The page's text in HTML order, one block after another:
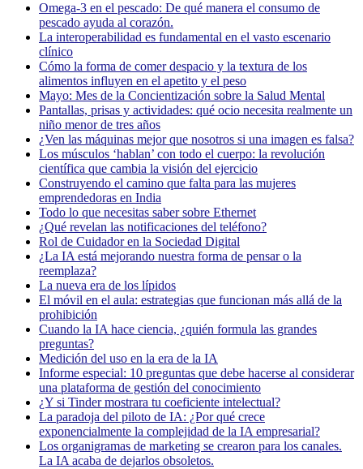
Omega-3 en el pescado: De qué manera el consumo de
pescado ayuda al corazón.
La interoperabilidad es fundamental en el vasto escenario
clínico
Cómo la forma de comer despacio y la textura de los
alimentos influyen en el apetito y el peso
Mayo: Mes de la Concientización sobre la Salud Mental
Pantallas, prisas y actividades: qué ocio necesita realmente un
niño menor de tres años
¿Ven las máquinas mejor que nosotros si una imagen es falsa?
Los músculos ‘hablan’ con todo el cuerpo: la revolución
científica que cambia la visión del ejercicio
Construyendo el camino que falta para las mujeres
emprendedoras en India
Todo lo que necesitas saber sobre Ethernet
¿Qué revelan las notificaciones del teléfono?
Rol de Cuidador en la Sociedad Digital
¿La IA está mejorando nuestra forma de pensar o la
reemplaza?
La nueva era de los lípidos
El móvil en el aula: estrategias que funcionan más allá de la
prohibición
Cuando la IA hace ciencia, ¿quién formula las grandes
preguntas?
Medición del uso en la era de la IA
Informe especial: 10 preguntas que debe hacerse al considerar
una plataforma de gestión del conocimiento
¿Y si Tinder mostrara tu coeficiente intelectual?
La paradoja del piloto de IA: ¿Por qué crece
exponencialmente la complejidad de la IA empresarial?
Los organigramas de marketing se crearon para los canales.
La IA acaba de dejarlos obsoletos.